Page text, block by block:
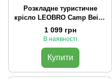
Розкладне туристичне
крісло LEOBRO Camp Beige
L (LB-1073)
1 099 грн
В наявності
Купити